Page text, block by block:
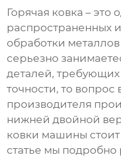
Горячая ковка – это
распространенных
обработки
серьезно
деталей,
точности, то
производителя
нижней двойной
ковки машины
статье мы